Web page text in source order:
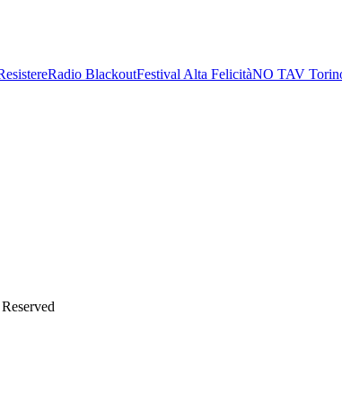
Radio BlackoutFestival Alta FelicitàNO TAV